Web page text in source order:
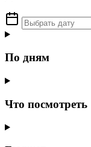
По дням
Что посмотреть